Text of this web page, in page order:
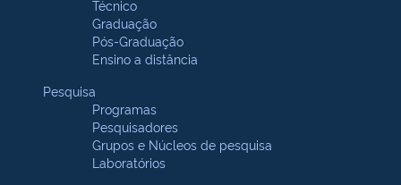
Técnico
Graduação
Pós-Graduação
Ensino a distância
Pesquisa
Programas
Pesquisadores
Grupos e Núcleos de pesquisa
Laboratórios